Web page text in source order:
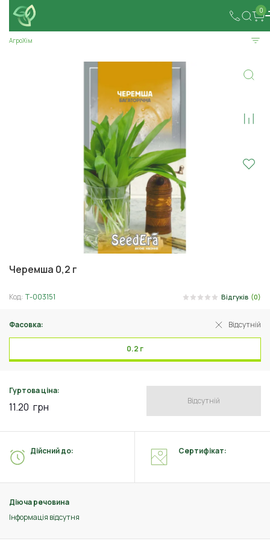
0
АгроХім
Черемша 0,2 г
Код: Т-003151 Відгуків (0)
Фасовка: Відсутній
0.2 г
Гуртова ціна:
11.20 грн Відсутній
Діюча речовина
Інформація відсутня
Дійсний до: Сертифікат: